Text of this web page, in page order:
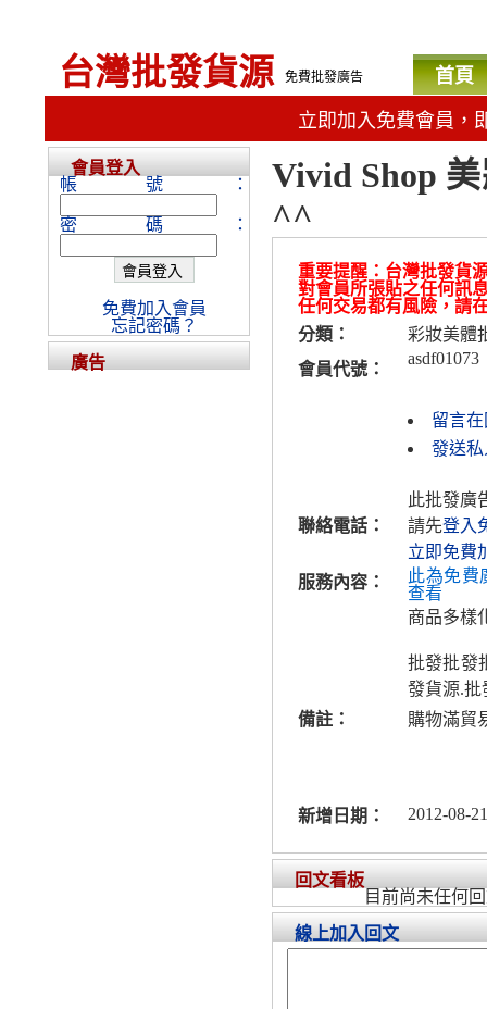
台灣批發貨源 免費批發廣告 首頁
立即加入免費會員，
Vivid Shop
^^
重要提醒：台灣批發貨
對會員所張貼之任何訊
任何交易都有風險，請
分類：
彩妝美體
會員代號：
asdf01073
留言
發送私
聯絡電話：
此批發廣
請先登入
立即免費
服務內容：
此為免費
查看
商品多樣
批發批發
發貨源.批
備註：
購物滿貿
新增日期： 2012-08-
回文看板
目前尚未任何
線上加入回文
會員登入
帳號：
密碼：
免費加入會員
忘記密碼？
廣告